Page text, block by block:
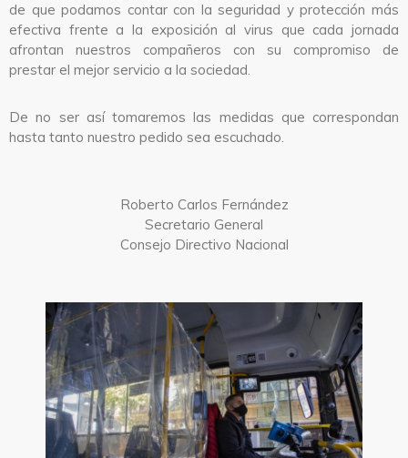
de que podamos contar con la seguridad y protección más
efectiva frente a la exposición al virus que cada jornada
afrontan nuestros compañeros con su compromiso de
prestar el mejor servicio a la sociedad.
De no ser así tomaremos las medidas que correspondan
hasta tanto nuestro pedido sea escuchado.
Roberto Carlos Fernández
Secretario General
Consejo Directivo Nacional